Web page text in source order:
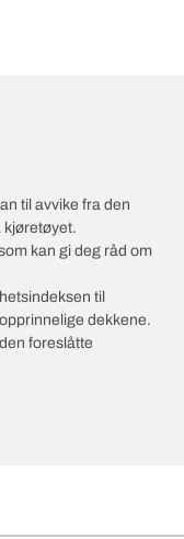
til avvike fra den
kjøretøyet.
kan gi deg råd om
til
dekkene.
foreslåtte